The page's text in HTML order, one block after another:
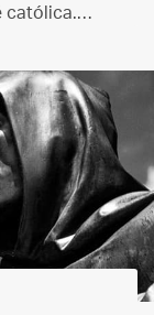
católica.